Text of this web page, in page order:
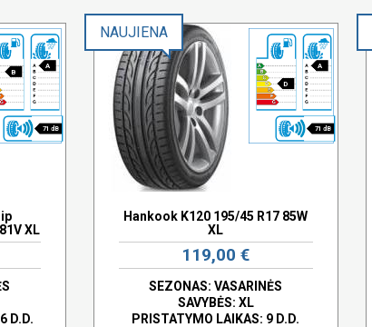
B
A
71 dB
XL
D.D.
D
A
71 dB
NAUJIENA
Hankook K120 195/45 R17 85W
XL
119,00 €
SEZONAS: VASARINĖS
SAVYBĖS: XL
PRISTATYMO LAIKAS: 9 D.D.